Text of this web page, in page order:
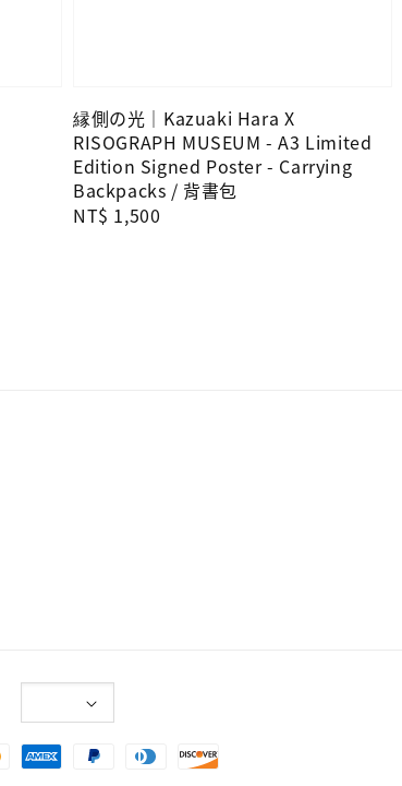
縁側の光｜Kazuaki Hara X
RISOGRAPH MUSEUM - A3 Limited
Edition Signed Poster - Carrying
Backpacks / 背書包
Regular
NT$ 1,500